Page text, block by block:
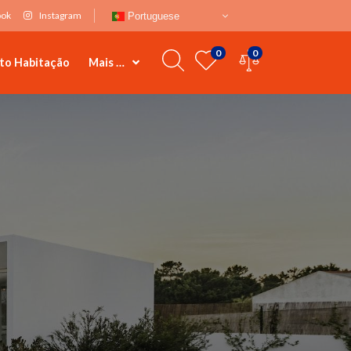
Instagram Portuguese
Habitação Mais …
0 0